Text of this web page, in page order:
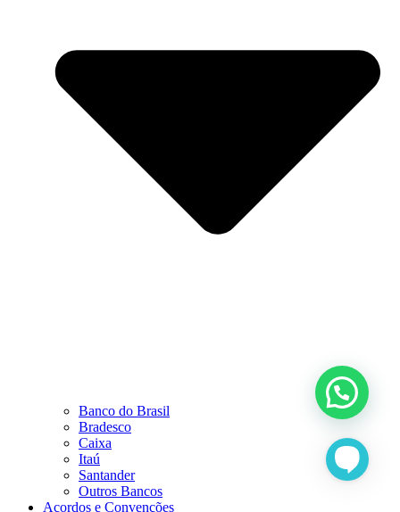
Banco do Brasil
Bradesco
Caixa
Itaú
Santander
Outros Bancos
Acordos e Convenções